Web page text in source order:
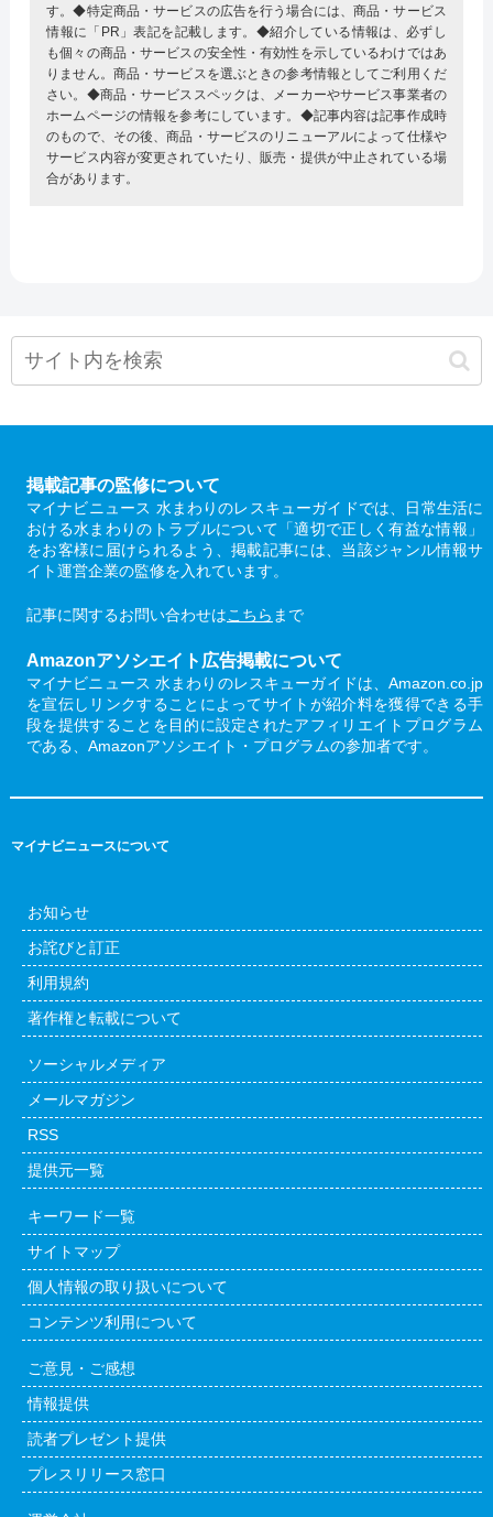
す。◆特定商品・サービスの広告を行う場合には、商品・サービス
情報に「PR」表記を記載します。◆紹介している情報は、必ずし
も個々の商品・サービスの安全性・有効性を示しているわけではあ
りません。商品・サービスを選ぶときの参考情報としてご利用くだ
さい。◆商品・サービススペックは、メーカーやサービス事業者の
ホームページの情報を参考にしています。◆記事内容は記事作成時
のもので、その後、商品・サービスのリニューアルによって仕様や
サービス内容が変更されていたり、販売・提供が中止されている場
合があります。
掲載記事の監修について
マイナビニュース 水まわりのレスキューガイドでは、日常生活に
おける水まわりのトラブルについて「適切で正しく有益な情報」
をお客様に届けられるよう、掲載記事には、当該ジャンル情報サ
イト運営企業の監修を入れています。
記事に関するお問い合わせはこちら まで
Amazonアソシエイト広告掲載について
マイナビニュース 水まわりのレスキューガイドは、Amazon.co.jp
を宣伝しリンクすることによってサイトが紹介料を獲得できる手
段を提供することを目的に設定されたアフィリエイトプログラム
である、Amazonアソシエイト・プログラムの参加者です。
マイナビニュースについて
お知らせ
お詫びと訂正
利用規約
著作権と転載について
ソーシャルメディア
メールマガジン
RSS
提供元一覧
キーワード一覧
サイトマップ
個人情報の取り扱いについて
コンテンツ利用について
ご意見・ご感想
情報提供
読者プレゼント提供
プレスリリース窓口